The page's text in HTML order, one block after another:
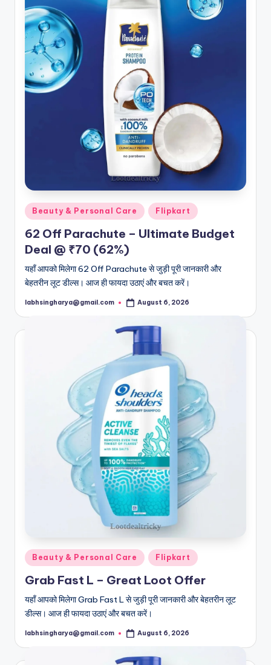
Posted
in
Beauty & Personal Care Flipkart
62 Off Parachute – Ultimate Budget
Deal @ ₹70 (62%)
यहाँ आपको मिलेगा 62 Off Parachute से जुड़ी पूरी जानकारी और
बेहतरीन लूट डील्स। आज ही फायदा उठाएं और बचत करें।
Posted
labhsingharya@gmail.com August 6, 2026
Posted
in
Beauty & Personal Care Flipkart
Grab Fast L – Great Loot Offer
यहाँ आपको मिलेगा Grab Fast L से जुड़ी पूरी जानकारी और बेहतरीन लूट
डील्स। आज ही फायदा उठाएं और बचत करें।
Posted
labhsingharya@gmail.com August 6, 2026